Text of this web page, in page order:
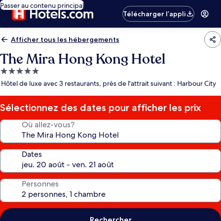
Passer au contenu principal
Télécharger l’appli
Afficher tous les hébergements
The Mira Hong Kong Hotel
Hébergement
5.0 étoiles
Hôtel de luxe avec 3 restaurants, près de l'attrait suivant : Harbour City
Sélectionnez des dates pour afficher les prix
Où allez-vous?
Dates
Personnes